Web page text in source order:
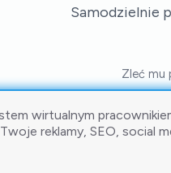
Samodzielnie
Zleć mu